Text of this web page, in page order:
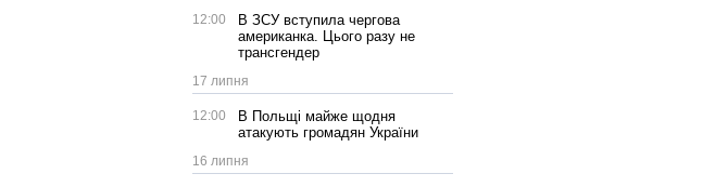
12:00
В ЗСУ вступила чергова
американка. Цього разу не
трансгендер
17 липня
12:00
В Польщі майже щодня
атакують громадян України
16 липня